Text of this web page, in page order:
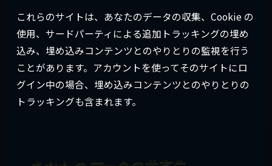
これらのサイトは、あなたのデータの収集、Cookie の
使用、サードパーティによる追加トラッキングの埋め
込み、埋め込みコンテンツとのやりとりの監視を行う
ことがあります。アカウントを使ってそのサイトにロ
グイン中の場合、埋め込みコンテンツとのやりとりの
トラッキングも含まれます。